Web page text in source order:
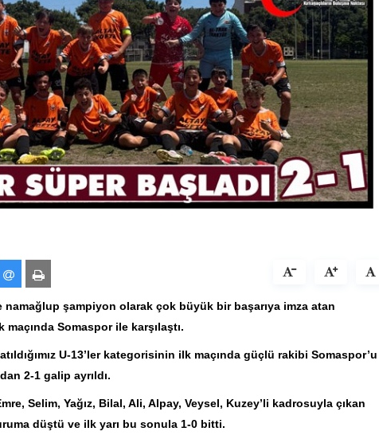
namağlup şampiyon olarak çok büyük bir başarıya imza atan
maçında Somasporile karşılaştı.
U-13’ler kategorisinin ilk maçında güçlü rakibi Somaspor’u
2-1 galip ayrıldı.
Selim, Yağız, Bilal, Ali, Alpay, Veysel, Kuzey’li kadrosuyla çıkan
düştü ve ilk yarı bu sonula 1-0 bitti.